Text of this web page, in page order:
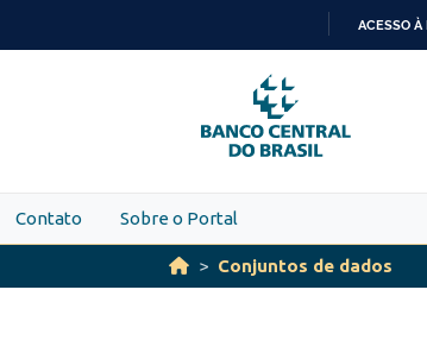
PARA
O
CONTEÚDO
ACESSO À
Contato Sobre o Portal
Conjuntos de dados